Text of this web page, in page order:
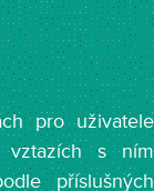
pro uživatele
s ním
příslušných